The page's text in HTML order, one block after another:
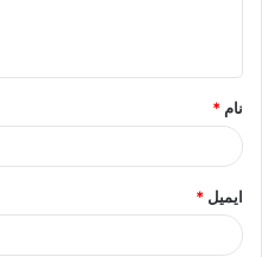
*
نام *
ایمیل *